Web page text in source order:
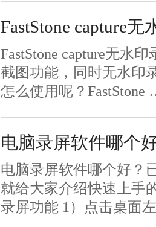
FastStone capture
FastStone capture无水
截图功能，同时无水印
怎么使用呢？FastStone
电脑录屏软件哪个
电脑录屏软件哪个好？
就给大家介绍快速上手
录屏功能 1）点击桌面